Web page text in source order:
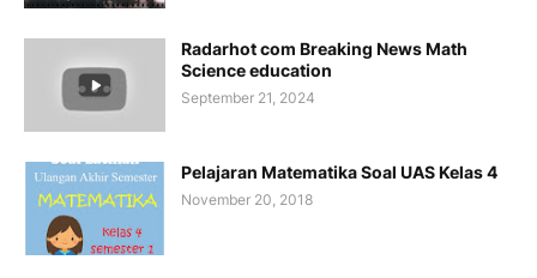
Radarhot com Breaking News Math
Science education
September 21, 2024
Pelajaran Matematika Soal UAS Kelas 4
November 20, 2018